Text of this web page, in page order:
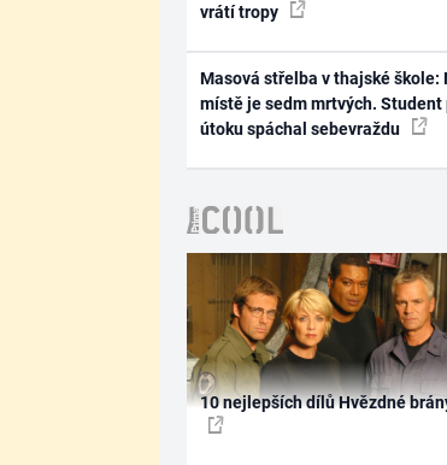
vrátí tropy
Masová střelba v thajské škole:
místě je sedm mrtvých. Student
útoku spáchal sebevraždu
10 nejlepších dílů Hvězdné